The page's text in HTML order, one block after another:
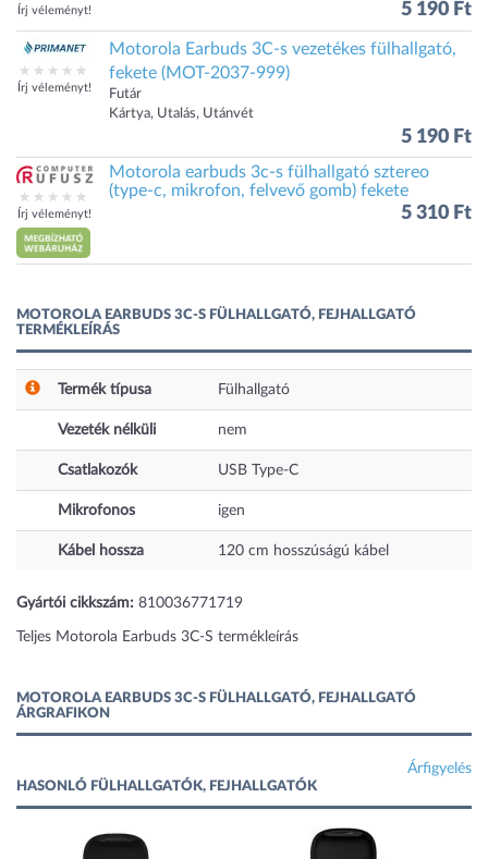
Írj véleményt! 5 190 Ft
Írj véleményt!
Motorola Earbuds 3C-s vezetékes fülhallgató,
fekete (MOT-2037-999)
Futár
Kártya, Utalás, Utánvét
5 190 Ft
Írj véleményt!
Motorola earbuds 3c-s fülhallgató sztereo
(type-c, mikrofon, felvevő gomb) fekete
5 310 Ft
MOTOROLA EARBUDS 3C-S FÜLHALLGATÓ, FEJHALLGATÓ
TERMÉKLEÍRÁS
Termék típusa Fülhallgató
Vezeték nélküli nem
Csatlakozók USB Type-C
Mikrofonos igen
Kábel hossza 120 cm hosszúságú kábel
Gyártói cikkszám: 810036771719
Teljes Motorola Earbuds 3C-S termékleírás
MOTOROLA EARBUDS 3C-S FÜLHALLGATÓ, FEJHALLGATÓ
ÁRGRAFIKON
Árfigyelés
HASONLÓ FÜLHALLGATÓK, FEJHALLGATÓK